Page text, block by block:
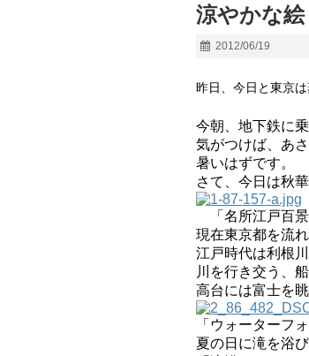
涼やかな絵
2012/06/19
昨日、今日と東京は
今朝、地下鉄に
気がつけば、あ
暑いはずです。
さて、今日は秋
「名所江戸百
現在東京都を流
江戸時代は利根
川を行き交う、
高台には富士を
「ウォーターフ
夏の日に滝を浴